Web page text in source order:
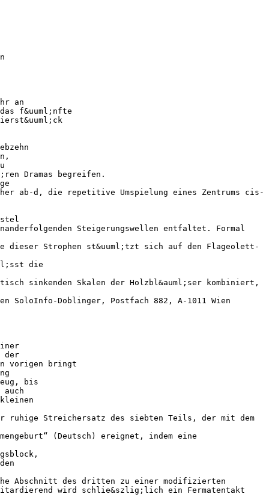
an
f&uuml;nfte
Dramas begreifen.
ab-d, die repetitive Umspielung eines Zentrums cis-
Steigerungswellen entfaltet. Formal
dieser Strophen st&uuml;tzt sich auf den Flageolett-
die
sinkenden Skalen der Holzbl&auml;ser kombiniert,
Doblinger, Postfach 882, A-1011 Wien
der
vorigen bringt
bis
ruhige Streichersatz des siebten Teils, der mit dem
(Deutsch) ereignet, indem eine
Abschnitt des dritten zu einer modifizierten
wird schlie&szlig;lich ein Fermatentakt